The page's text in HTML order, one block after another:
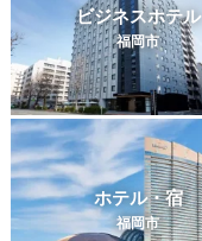
ビジネスホテル
福岡市
ホテル・宿
福岡市